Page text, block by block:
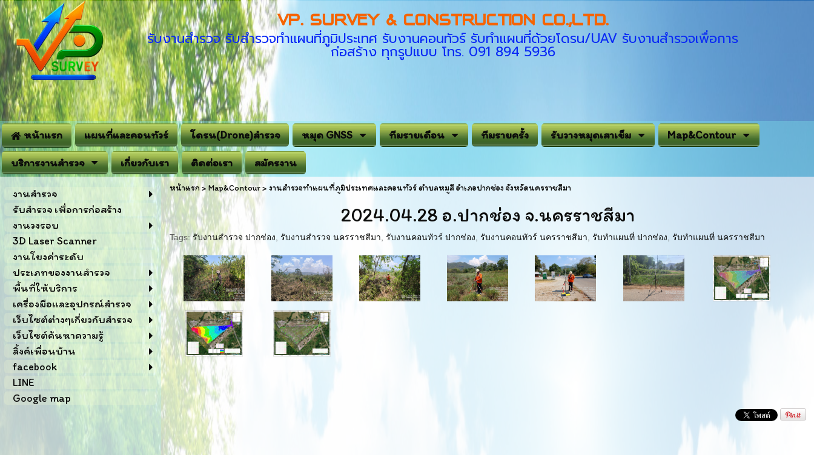
VP. SURVEY & CONSTRUCTION CO.,LTD.
รับงานสำรวจ รับสำรวจทำแผนที่ภูมิประเทศ รับงานคอนทัวร์ รับทำแผนที่ด้วยโดรน/UAV รับงานสำรวจเพื่อการ
ก่อสร้าง ทุกรูปแบบ โทร. 091 894 5936
หน้าแรก แผนที่และคอนทัวร์ โดรน(Drone)สำรวจ หมุด GNSS ทีมรายเดือน ทีมรายครั้ง รับวางหมุดเสาเข็ม Map&Contour
บริการงานสำรวจ เกี่ยวกับเรา ติดต่อเรา สมัครงาน
งานสำรวจ
รับสำรวจ เพื่อการก่อสร้าง
งานวงรอบ
3D Laser Scanner
งานโยงค่าระดับ
ประเภทของงานสำรวจ
พื้นที่ให้บริการ
เครื่องมือและอุปกรณ์สำรวจ
เว็บไซต์ต่างๆเกี่ยวกับสำรวจ
เว็บไซต์ค้นหาความรู้
ลิ้งค์เพื่อนบ้าน
facebook
LINE
Google map
หน้าแรก> Map&Contour> งานสำรวจทำแผนที่ภูมิประเทศและคอนทัวร์ ตำบลหมูสี อำเภอปากช่อง จังหวัดนครราชสีมา
2024.04.28 อ.ปากช่อง จ.นครราชสีมา
Tags:รับงานสำรวจ ปากช่อง ,รับงานสำรวจ นครราชสีมา ,รับงานคอนทัวร์ ปากช่อง ,รับงานคอนทัวร์ นครราชสีมา ,รับทำแผนที่ ปากช่อง ,รับทำแผนที่ นครราชสีมา